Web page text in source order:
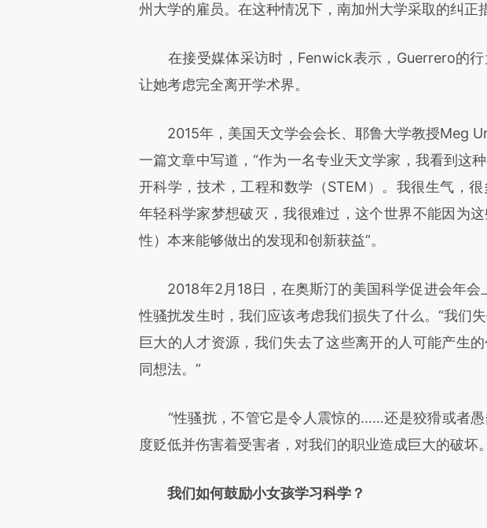
州大学的雇员。在这种情况下，南加州大学采取的纠正
在接受媒体采访时，Fenwick表示，Guerrero的行
让她考虑完全离开学术界。
2015年，美国天文学会会长、耶鲁大学教授Meg
一篇文章中写道，“作为一名专业天文学家，我看到这
开科学，技术，工程和数学（STEM）。我很生气，
年轻科学家梦想破灭，我很难过，这个世界不能因为
性）本来能够做出的发现和创新获益”。
2018年2月18日，在奥斯汀的美国科学促进会年会
性骚扰发生时，我们应该考虑我们损失了什么。“我们
巨大的人才资源，我们失去了这些离开的人可能产生
同想法。”
“性骚扰，不管它是令人震惊的……还是狡猾或者愚
度贬低并伤害着受害者，对我们的职业造成巨大的破坏
我们如何鼓励小女孩学习科学？